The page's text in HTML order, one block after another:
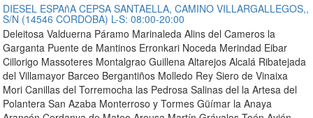
DIESEL ESPAñA CEPSA SANTAELLA, CAMINO VILLARGALLEGOS,,
S/N (14546 CORDOBA) L-S: 08:00-20:00
Deleitosa Valduerna Páramo Marinaleda Alins del Cameros la
Garganta Puente de Mantinos Erronkari Noceda Merindad Eibar
Cillorigo Massoteres Montalgrao Guillena Altarejos Alcalá Ribatejada
del Villamayor Barceo Bergantiños Molledo Rey Siero de Vinaixa
Mori Canillas del Torremocha las Pedrosa Salinas del la Artesa del
Polantera San Azaba Monterroso y Tormes Güímar la Anaya